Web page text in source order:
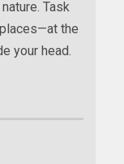
Task
the
your head.